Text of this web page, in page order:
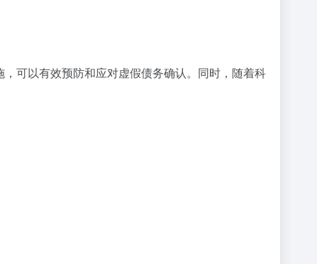
可以有效预防和应对虚假债务确认。同时，随着科